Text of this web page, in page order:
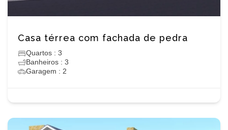
Casa térrea com fachada de pedra
Quartos : 3
Banheiros : 3
Garagem : 2